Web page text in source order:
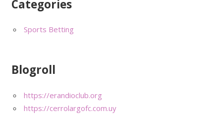
Categories
Sports Betting
Blogroll
https://erandioclub.org
https://cerrolargofc.com.uy